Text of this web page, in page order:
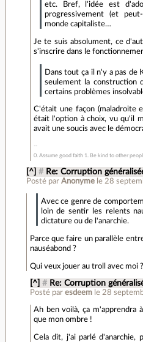
etc. Bref, l'idée est
progressivement (et
monde capitaliste…
Je te suis absolument, ce
s'inscrire dans le
Dans tout ça il n'y a pas de
seulement la construction
certains problèmes
C'était une façon (maladroite
était l'option à choix, vu qu'il
avait une soucis avec le
0. Assume good faith 1. Be kind to other
[^] # Re: Corruption
Posté par Anonyme le 28
Avec ce genre de
loin de sentir les relents
dictature ou de l'anarchie.
Parce que faire un parallèle
nauséabond ?
Qui veux jouer au troll avec moi ?
[^] # Re: Corruption
Posté par esdeem le 28
Ah ben voilà, ça m'apprendra
que mon ombre !
Cela dit, j'ai parlé d'anarchie,